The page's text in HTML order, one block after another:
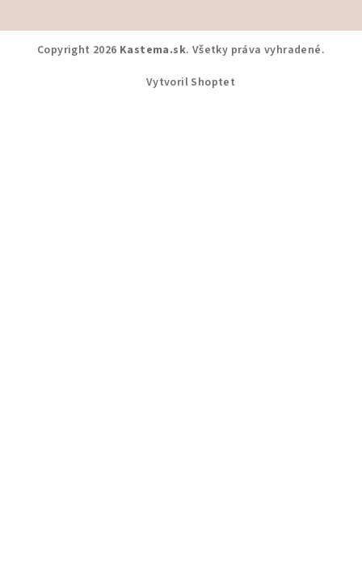
Copyright 2026 Kastema.sk. Všetky práva vyhradené.
Vytvoril Shoptet